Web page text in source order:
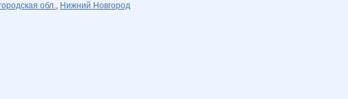
обл., Нижний Новгород